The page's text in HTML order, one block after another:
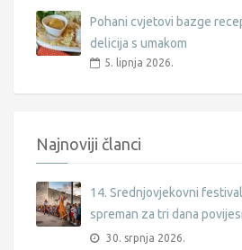
Pohani cvjetovi bazge
delicija s umakom
5. lipnja 2026.
Najnoviji članci
14. Srednjovjekovni
spreman za tri dana
30. srpnja 2026.